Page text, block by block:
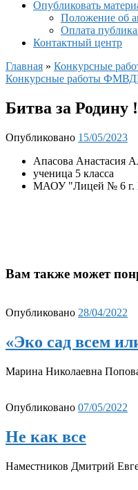
Опубликовать
Положение об
Оплата
Контактный центр
Главная » Конкурсные
Конкурсные работы
Битва за Родину !
Опубликовано 15/05/2023
Апасова Анастасия
ученица 5 класса
МАОУ "Лицей № 6 г.
Вам также может
Опубликовано 28/04/2022
«Эко сад всем
Марина Николаевна
Опубликовано 07/05/2022
Не как все
Наместников Дмитрий